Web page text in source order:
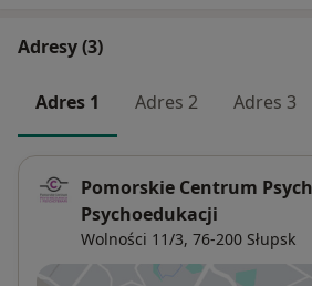
Adresy (3)
Adres 1 Adres 2 Adres 3
Pomorskie Centrum
Psychoedukacji
Wolności 11/3, 76-200 Słupsk